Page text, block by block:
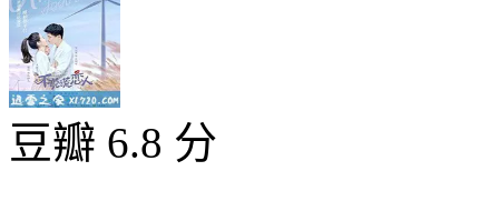
豆瓣 6.8 分